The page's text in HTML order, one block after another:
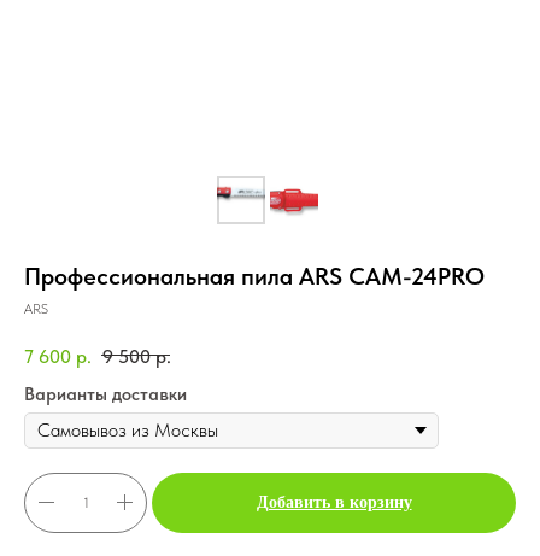
Профессиональная пила ARS CAM-24PRO
ARS
7 600 р. 9 500 р.
Варианты доставки
Добавить в корзину